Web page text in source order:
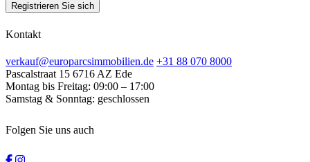
Kontakt
verkauf@europarcsimmobilien.de +31 88 070 8000
Pascalstraat 15 6716 AZ Ede
Montag bis Freitag: 09:00 – 17:00
Samstag & Sonntag: geschlossen
Folgen Sie uns auch